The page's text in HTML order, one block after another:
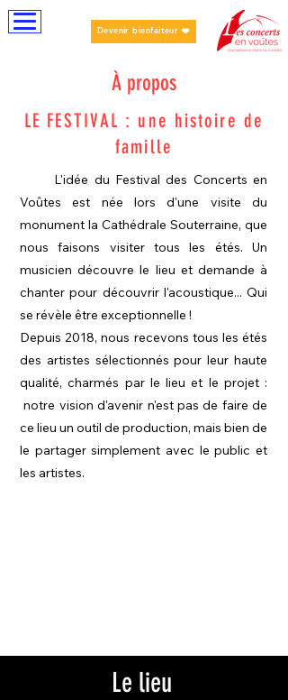
Devenir bienfaiteur ❤️
À propos
LE FESTIVAL : une histoire de
famille
L'idée du Festival des Concerts en
Voûtes est née lors d'une visite du
monument la Cathédrale Souterraine, que
nous faisons visiter tous les étés. Un
musicien découvre le lieu et demande à
chanter pour découvrir l'acoustique... Qui
se révèle être exceptionnelle !
Depuis 2018, nous recevons tous les étés
des artistes sélectionnés pour leur haute
qualité, charmés par le lieu et le projet :
notre vision d'avenir n'est pas de faire de
ce lieu un outil de production, mais bien de
le partager simplement avec le public et
les artistes.
Le lieu